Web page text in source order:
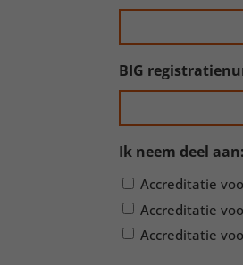
BIG
Ik neem deel aan:
Accreditatie
Accreditatie
Accreditatie